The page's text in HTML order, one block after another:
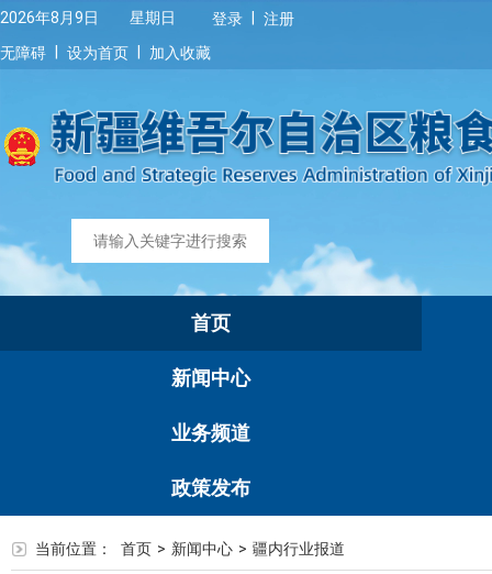
2026年8月9日 星期日 登录
注册
无障碍
设为首页 加入收藏
首页
新闻中心
业务频道
政策发布
当前位置： 首页 > 新闻中心 > 疆内行业报道